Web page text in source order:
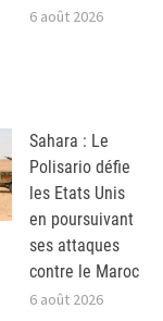
6 août 2026
Sahara : Le
Polisario défie
les Etats Unis
en poursuivant
ses attaques
contre le Maroc
6 août 2026